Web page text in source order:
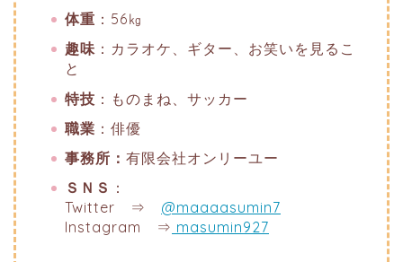
体重 ：56㎏
趣味 ：カラオケ、ギター、お笑いを見るこ
と
特技 ：ものまね、サッカー
職業 ：俳優
事務所： 有限会社オンリーユー
ＳＮＳ ：
Twitter ⇒ @maaaasumin7
Instagram ⇒ masumin927